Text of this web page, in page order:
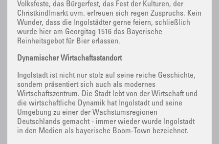
Volksfeste, das Bürgerfest, das Fest der Kulturen, der
Christkindlmarkt uvm. erfreuen sich regen Zuspruchs. Kein
Wunder, dass die Ingolstädter gerne feiern, schließlich
wurde hier am Georgitag 1516 das Bayerische
Reinheitsgebot für Bier erlassen.
Dynamischer Wirtschaftsstandort
Ingolstadt ist nicht nur stolz auf seine reiche Geschichte,
sondern präsentiert sich auch als modernes
Wirtschaftszentrum. Die Stadt lebt von der Wirtschaft und
die wirtschaftliche Dynamik hat Ingolstadt und seine
Umgebung zu einer der Wachstumsregionen
Deutschlands gemacht - immer wieder wurde Ingolstadt
in den Medien als bayerische Boom-Town bezeichnet.